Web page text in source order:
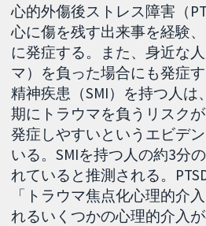
心的外傷後ストレス障害（
心に傷を残す出来事を経験
に発症する。また、身近な
マ）を負った場合にも発症
精神疾患（SMI）を持つ人は
期にトラウマを負うリスク
発症しやすいというエビデ
いる。SMIを持つ人の約3分
れていると推測される。
「トラウマ焦点化心理的介
れるいくつかの心理的介入が